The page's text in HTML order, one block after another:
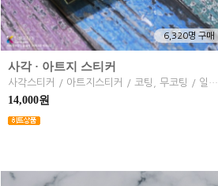
6,320명 구매
사각 · 아트지 스티커
사각스티커 / 아트지스티커 / 코팅, 무코팅 / 일반, 강접, 초강접
14,000원